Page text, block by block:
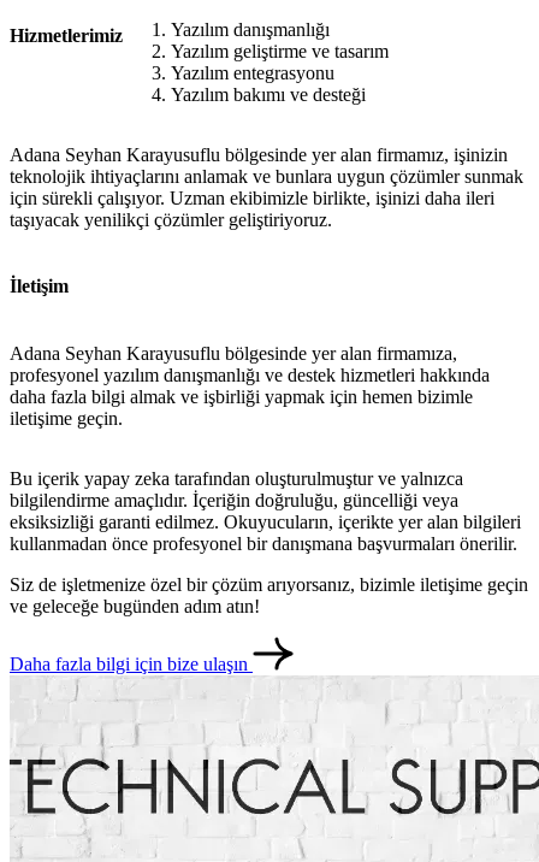
Hizmetlerimiz
Yazılım danışmanlığı
Yazılım geliştirme ve tasarım
Yazılım entegrasyonu
Yazılım bakımı ve desteği
Adana Seyhan Karayusuflu bölgesinde yer alan firmamız, işinizin
teknolojik ihtiyaçlarını anlamak ve bunlara uygun çözümler sunmak
için sürekli çalışıyor. Uzman ekibimizle birlikte, işinizi daha ileri
taşıyacak yenilikçi çözümler geliştiriyoruz.
İletişim
Adana Seyhan Karayusuflu bölgesinde yer alan firmamıza,
profesyonel yazılım danışmanlığı ve destek hizmetleri hakkında
daha fazla bilgi almak ve işbirliği yapmak için hemen bizimle
iletişime geçin.
Bu içerik yapay zeka tarafından oluşturulmuştur ve yalnızca
bilgilendirme amaçlıdır. İçeriğin doğruluğu, güncelliği veya
eksiksizliği garanti edilmez. Okuyucuların, içerikte yer alan bilgileri
kullanmadan önce profesyonel bir danışmana başvurmaları önerilir.
Siz de işletmenize özel bir çözüm arıyorsanız, bizimle iletişime geçin
ve geleceğe bugünden adım atın!
Daha fazla bilgi için bize ulaşın